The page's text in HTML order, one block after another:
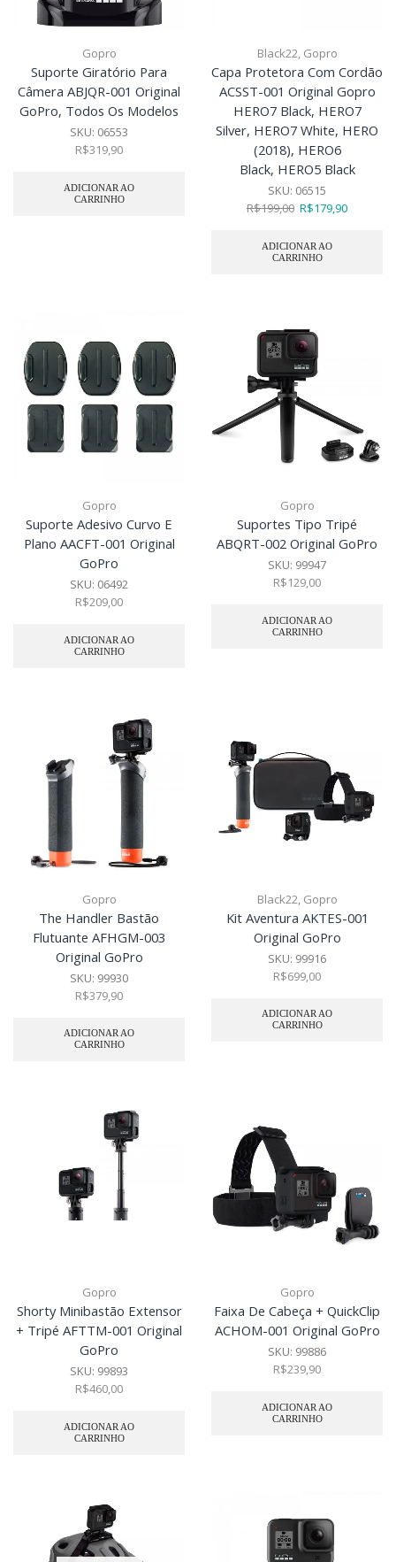
Gopro
Suporte Giratório Para
Câmera ABJQR-001 Original
GoPro, Todos Os Modelos
SKU: 06553
R$319,90
ADICIONAR AO
CARRINHO
Black22, Gopro
Capa Protetora Com Cordão
ACSST-001 Original Gopro
HERO7 Black, HERO7
Silver, HERO7 White, HERO
(2018), HERO6
Black, HERO5 Black
SKU: 06515
R$199,00 R$179,90
ADICIONAR AO
CARRINHO
Gopro
Suporte Adesivo Curvo E
Plano AACFT-001 Original
GoPro
SKU: 06492
R$209,00
ADICIONAR AO
CARRINHO
Gopro
Suportes Tipo Tripé
ABQRT-002 Original GoPro
SKU: 99947
R$129,00
ADICIONAR AO
CARRINHO
Gopro
The Handler Bastão
Flutuante AFHGM-003
Original GoPro
SKU: 99930
R$379,90
ADICIONAR AO
CARRINHO
Black22 Gopro
Kit Aventura AKTES-001
Original GoPro
SKU: 99916
R$699,00
ADICIONAR AO
CARRINHO
Gopro
Shorty Minibastão Extensor
+ Tripé AFTTM-001 Original
GoPro
SKU: 99893
R$460,00
ADICIONAR AO
CARRINHO
Gopro
Faixa De Cabeça + QuickClip
ACHOM-001 Original GoPro
SKU: 99886
R$239,90
ADICIONAR AO
CARRINHO